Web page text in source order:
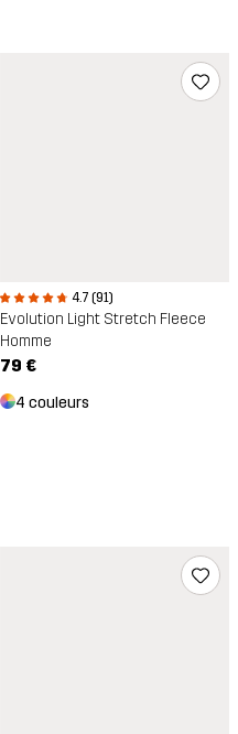
4.7 (91)
Evolution Light Stretch Fleece
Homme
79 €
4 couleurs